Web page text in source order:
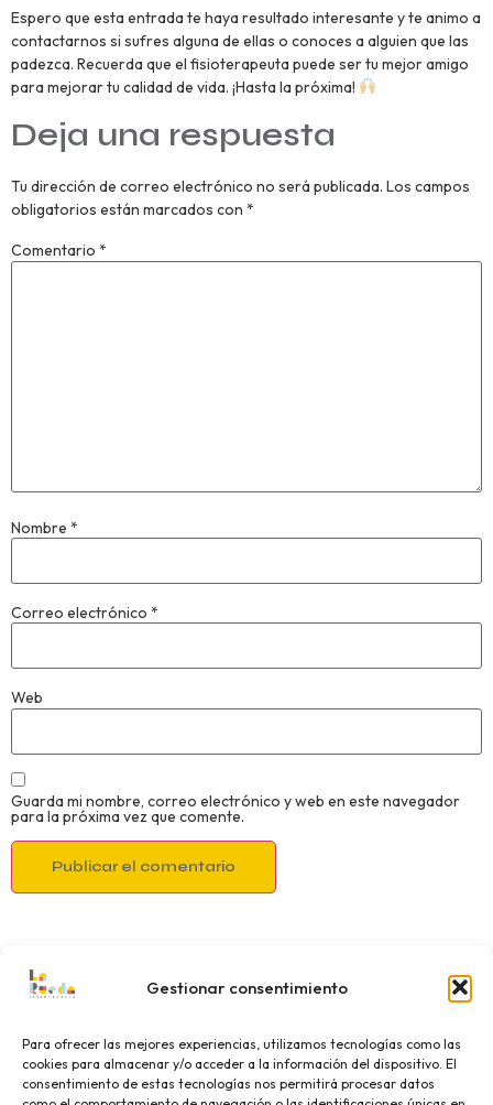
Gestionar consentimiento
Para ofrecer las mejores experiencias, utilizamos tecnologías como las
cookies para almacenar y/o acceder a la información del dispositivo. El
consentimiento de estas tecnologías nos permitirá procesar datos
Espero que esta entrada te haya resultado interesante y te animo a
contactarnos si sufres alguna de ellas o conoces a alguien que las
padezca. Recuerda que el fisioterapeuta puede ser tu mejor amigo
para mejorar tu calidad de vida. ¡Hasta la próxima!
Deja una respuesta
Tu dirección de correo electrónico no será publicada. Los campos
obligatorios están marcados con *
Comentario *
Nombre *
Correo electrónico *
Web
Guarda mi nombre, correo electrónico y web en este navegador
para la próxima vez que comente.